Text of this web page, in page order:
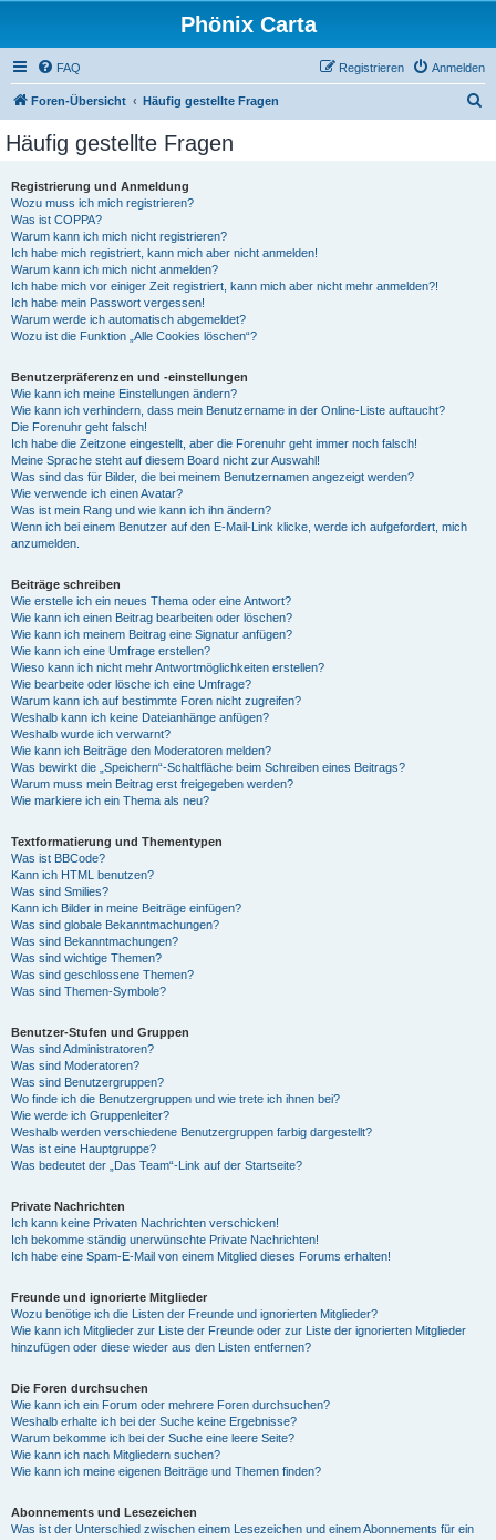
Phönix Carta
FAQ Anmelden
Registrieren
Foren-Übersicht Häufig gestellte Fragen
Häufig gestellte Fragen
Registrierung und Anmeldung
Wozu muss ich mich registrieren?
Was ist COPPA?
Warum kann ich mich nicht registrieren?
Ich habe mich registriert, kann mich aber nicht anmelden!
Warum kann ich mich nicht anmelden?
Ich habe mich vor einiger Zeit registriert, kann mich aber nicht mehr anmelden?!
Ich habe mein Passwort vergessen!
Warum werde ich automatisch abgemeldet?
Wozu ist die Funktion „Alle Cookies löschen“?
Benutzerpräferenzen und -einstellungen
Wie kann ich meine Einstellungen ändern?
Wie kann ich verhindern, dass mein Benutzername in der Online-Liste auftaucht?
Die Forenuhr geht falsch!
Ich habe die Zeitzone eingestellt, aber die Forenuhr geht immer noch falsch!
Meine Sprache steht auf diesem Board nicht zur Auswahl!
Was sind das für Bilder, die bei meinem Benutzernamen angezeigt werden?
Wie verwende ich einen Avatar?
Was ist mein Rang und wie kann ich ihn ändern?
Wenn ich bei einem Benutzer auf den E-Mail-Link klicke, werde ich aufgefordert, mich
anzumelden.
Beiträge schreiben
Wie erstelle ich ein neues Thema oder eine Antwort?
Wie kann ich einen Beitrag bearbeiten oder löschen?
Wie kann ich meinem Beitrag eine Signatur anfügen?
Wie kann ich eine Umfrage erstellen?
Wieso kann ich nicht mehr Antwortmöglichkeiten erstellen?
Wie bearbeite oder lösche ich eine Umfrage?
Warum kann ich auf bestimmte Foren nicht zugreifen?
Weshalb kann ich keine Dateianhänge anfügen?
Weshalb wurde ich verwarnt?
Wie kann ich Beiträge den Moderatoren melden?
Was bewirkt die „Speichern“-Schaltfläche beim Schreiben eines Beitrags?
Warum muss mein Beitrag erst freigegeben werden?
Wie markiere ich ein Thema als neu?
Textformatierung und Thementypen
Was ist BBCode?
Kann ich HTML benutzen?
Was sind Smilies?
Kann ich Bilder in meine Beiträge einfügen?
Was sind globale Bekanntmachungen?
Was sind Bekanntmachungen?
Was sind wichtige Themen?
Was sind geschlossene Themen?
Was sind Themen-Symbole?
Benutzer-Stufen und Gruppen
Was sind Administratoren?
Was sind Moderatoren?
Was sind Benutzergruppen?
Wo finde ich die Benutzergruppen und wie trete ich ihnen bei?
Wie werde ich Gruppenleiter?
Weshalb werden verschiedene Benutzergruppen farbig dargestellt?
Was ist eine Hauptgruppe?
Was bedeutet der „Das Team“-Link auf der Startseite?
Private Nachrichten
Ich kann keine Privaten Nachrichten verschicken!
Ich bekomme ständig unerwünschte Private Nachrichten!
Ich habe eine Spam-E-Mail von einem Mitglied dieses Forums erhalten!
Freunde und ignorierte Mitglieder
Wozu benötige ich die Listen der Freunde und ignorierten Mitglieder?
Wie kann ich Mitglieder zur Liste der Freunde oder zur Liste der ignorierten Mitglieder
hinzufügen oder diese wieder aus den Listen entfernen?
Die Foren durchsuchen
Wie kann ich ein Forum oder mehrere Foren durchsuchen?
Weshalb erhalte ich bei der Suche keine Ergebnisse?
Warum bekomme ich bei der Suche eine leere Seite?
Wie kann ich nach Mitgliedern suchen?
Wie kann ich meine eigenen Beiträge und Themen finden?
Abonnements und Lesezeichen
Was ist der Unterschied zwischen einem Lesezeichen und einem Abonnements für ein